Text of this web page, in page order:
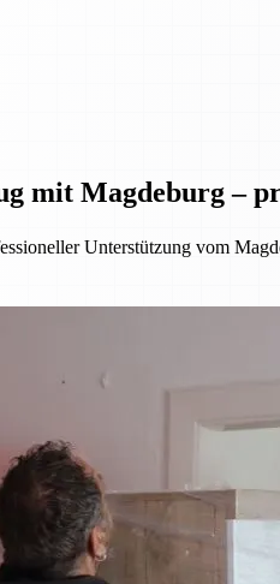
mit Magdeburg –
Unterstützung vom